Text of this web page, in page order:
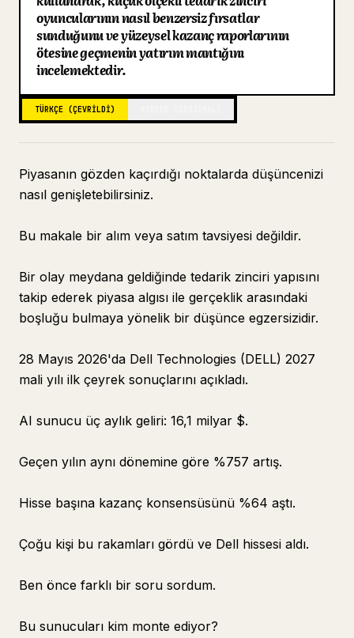
Blog
Güncellemeler
oyuncularının nasıl benzersiz fırsatlar
sunduğunu ve yüzeysel kazanç raporlarının
ötesine geçmenin yatırım mantığını
incelemektedir.
TÜRKÇE (ÇEVRILDI)
Piyasanın gözden kaçırdığı noktalarda düşüncenizi
nasıl genişletebilirsiniz.
Bu makale bir alım veya satım tavsiyesi değildir.
Bir olay meydana geldiğinde tedarik zinciri yapısını
takip ederek piyasa algısı ile gerçeklik arasındaki
boşluğu bulmaya yönelik bir düşünce egzersizidir.
28 Mayıs 2026'da Dell Technologies (DELL) 2027
mali yılı ilk çeyrek sonuçlarını açıkladı.
AI sunucu üç aylık geliri: 16,1 milyar $.
Geçen yılın aynı dönemine göre %757 artış.
Hisse başına kazanç konsensüsünü %64 aştı.
Çoğu kişi bu rakamları gördü ve Dell hissesi aldı.
Ben önce farklı bir soru sordum.
Bu sunucuları kim monte ediyor?